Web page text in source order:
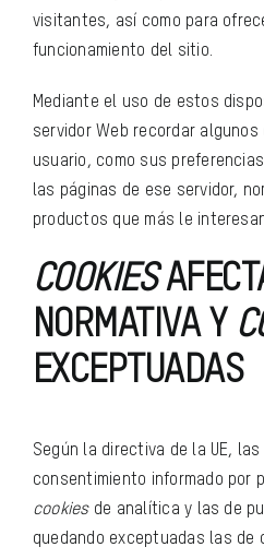
visitantes, así como para
funcionamiento del sitio.
Mediante el uso de estos
servidor Web recordar
usuario, como sus
las páginas de ese servidor,
productos que más le
COOKIES
NORMATIVA Y
EXCEPTUADAS
Según la directiva de la UE, las
consentimiento informado por
cookies de analítica y las de
quedando exceptuadas las